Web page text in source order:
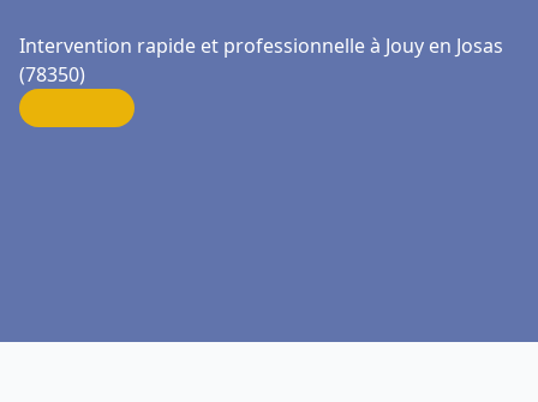
Intervention rapide et professionnelle à Jouy en Josas
(78350)